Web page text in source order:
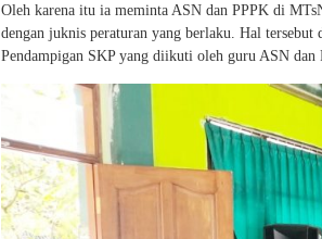
Oleh karena itu ia meminta ASN dan PPPK di
dengan juknis peraturan yang berlaku. Hal tersebut
Pendampigan SKP yang diikuti oleh guru ASN dan